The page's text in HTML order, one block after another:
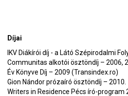
Díjai
IKV Diákírói díj - a Látó Szépirodalmi
Communitas alkotói ösztöndíj – 2006,
Év Könyve Díj – 2009 (Transindex.ro)
Gion Nándor prózaíró ösztöndíj – 2010.
Writers in Residence Pécs író-program